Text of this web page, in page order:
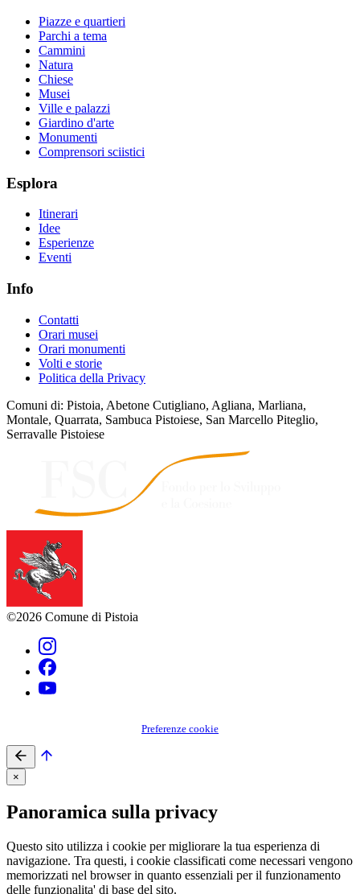
Piazze e quartieri
Parchi a tema
Cammini
Natura
Chiese
Musei
Ville e palazzi
Giardino d'arte
Monumenti
Comprensori sciistici
Esplora
Itinerari
Idee
Esperienze
Eventi
Info
Contatti
Orari musei
Orari monumenti
Volti e storie
Politica della Privacy
Comuni di: Pistoia, Abetone Cutigliano, Agliana, Marliana,
Montale, Quarrata, Sambuca Pistoiese, San Marcello Piteglio,
Serravalle Pistoiese
©2026 Comune di Pistoia
Preferenze cookie
×
Panoramica sulla privacy
Questo sito utilizza i cookie per migliorare la tua esperienza di
navigazione. Tra questi, i cookie classificati come necessari vengono
memorizzati nel browser in quanto essenziali per il funzionamento
delle funzionalita' di base del sito.